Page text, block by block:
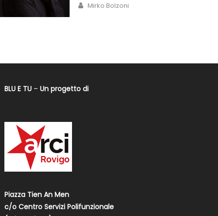
Mirko Bolzoni
BLU E TU– Un progetto di
Piazza Tien An Men
c/o Centro Servizi Polifunzionale